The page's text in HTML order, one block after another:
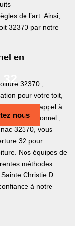
nous
de l’art. Ainsi,
32370 par notre
en
32370 ;
pour votre toit,
de faire appel à
professionnel ;
32370, vous
32 pour
Nos équipes de
méthodes
Christie D
à notre